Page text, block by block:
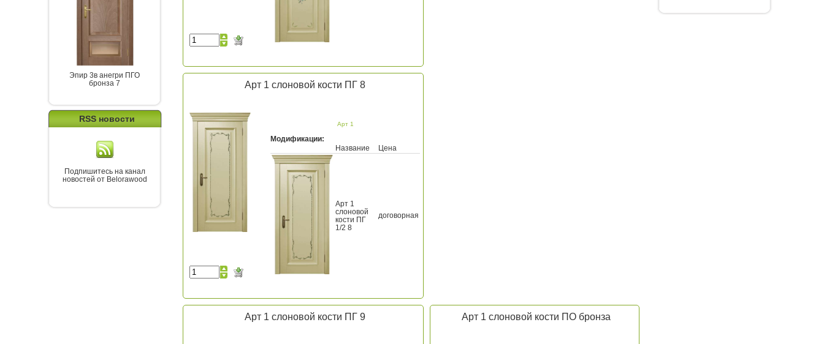
Эпир 3в анегри ПГО
бронза 7
RSS новости
Подпишитесь на канал
новостей от Belorawood
Арт 1 слоновой кости ПГ 8
Арт 1
Модификации:
Название
Цена
Арт 1
слоновой
кости ПГ
1/2 8
договорная
Арт 1 слоновой кости ПГ 9 Арт 1 слоновой кости ПО бронза